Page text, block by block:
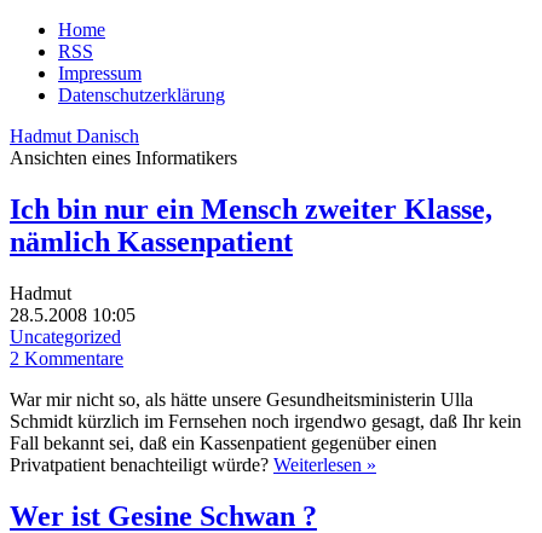
Home
RSS
Impressum
Datenschutzerklärung
Hadmut Danisch
Ansichten eines Informatikers
Ich bin nur ein Mensch zweiter Klasse,
nämlich Kassenpatient
Hadmut
28.5.2008 10:05
Uncategorized
2 Kommentare
War mir nicht so, als hätte unsere Gesundheitsministerin Ulla
Schmidt kürzlich im Fernsehen noch irgendwo gesagt, daß Ihr kein
Fall bekannt sei, daß ein Kassenpatient gegenüber einen
Privatpatient benachteiligt würde? Weiterlesen »
Wer ist Gesine Schwan ?